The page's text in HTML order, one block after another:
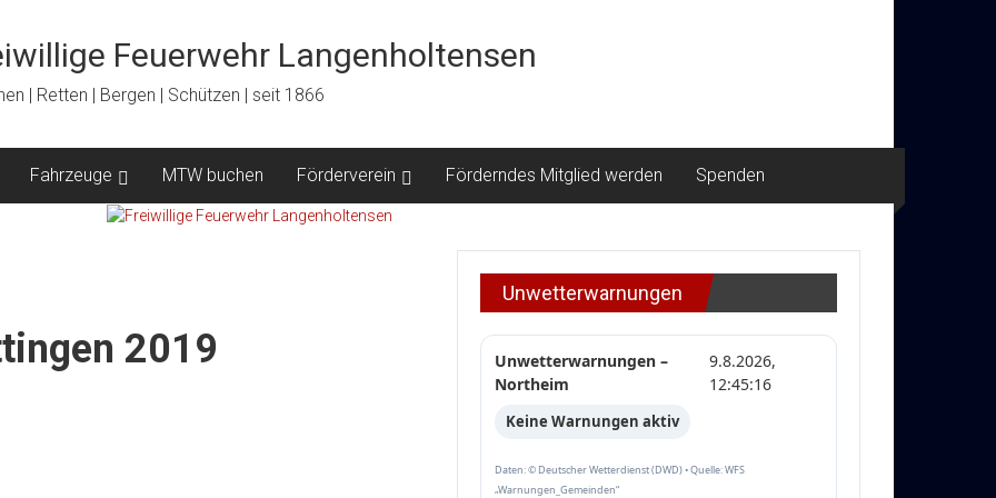
Feuerwehr Langenholtensen
| Retten | Bergen | Schützen | seit 1866
Fahrzeuge MTW buchen Förderverein Förderndes Mitglied werden Spenden
2019
Unwetterwarnungen
Unwetterwarnungen –
Northeim
9.8.2026,
12:45:16
Keine Warnungen aktiv
Daten: © Deutscher Wetterdienst (DWD) • Quelle: WFS
„Warnungen_Gemeinden“